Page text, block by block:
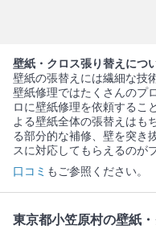
壁紙・クロス張り替えにつ
壁紙の張替えには繊細な技
壁紙修理ではたくさんのプ
ロに壁紙修理を依頼するこ
よる壁紙全体の張替えはも
る部分的な補修、壁を突き
スに対応してもらえるのが
口コミ もご参照ください。
東京都小笠原村の壁紙